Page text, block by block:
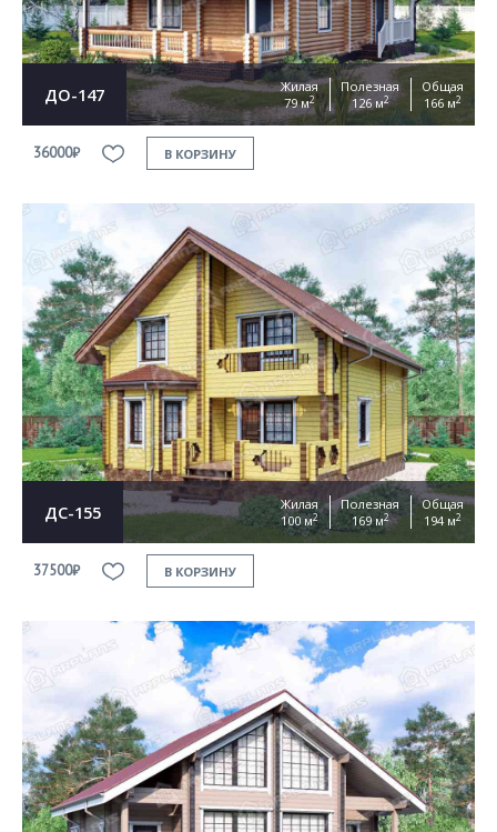
ДО-147
Жилая
79 м2
Полезная
126 м2
Общая
166 м2
36000₽ В КОРЗИНУ
ДС-155
Жилая
100 м2
Полезная
169 м2
Общая
194 м2
37500₽ В КОРЗИНУ